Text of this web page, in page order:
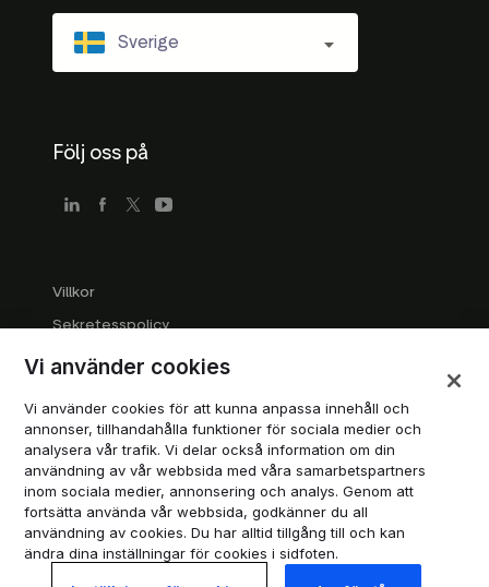
Sverige
Följ oss på
Villkor
Sekretesspolicy
Riktlinjer för företag
Hantera cookies
Modern Slavery Statement
© 2026 Trustpilot A/S. Alla rättigheter reserverade.
Vi använder cookies
Vi använder cookies för att kunna anpassa innehåll och
annonser, tillhandahålla funktioner för sociala medier och
analysera vår trafik. Vi delar också information om din
användning av vår webbsida med våra samarbetspartners
inom sociala medier, annonsering och analys. Genom att
fortsätta använda vår webbsida, godkänner du all
användning av cookies. Du har alltid tillgång till och kan
ändra dina inställningar för cookies i sidfoten.